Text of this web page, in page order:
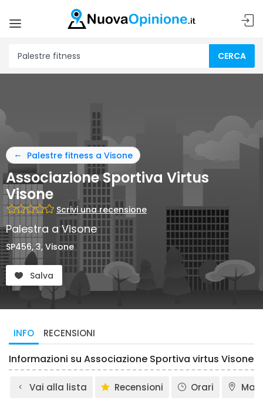
CERCA
Palestre fitness a Visone
Associazione Sportiva Virtus
Visone
Scrivi una recensione
Palestra a Visone
SP456, 3, Visone
Salva
INFO RECENSIONI
Informazioni su Associazione Sportiva virtus Visone
Vai alla lista Recensioni Orari